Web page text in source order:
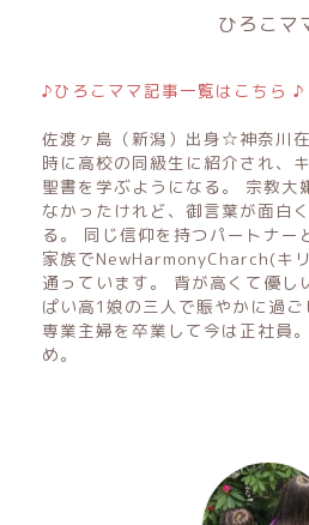
ひろこマ
♪ひろこママ記事一覧はこちら ♪
佐渡ヶ島（新潟）出身☆神奈川
時に高校の同級生に紹介され、
聖書を学ぶようになる。 宗教大
なかったけれど、御言葉が面白
る。 同じ信仰を持つパートナ
家族でNewHarmonyCharch(キ
通っています。 背が高くて優
ぱい高1娘の三人で賑やかに過
専業主婦を卒業して今は正社員
め。